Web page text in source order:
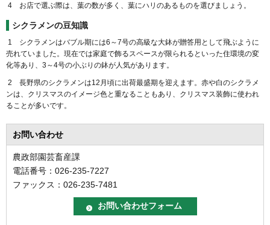
4 お店で選ぶ際は、葉の数が多く、葉にハリのあるものを選びましょう。
シクラメンの豆知識
1 シクラメンはバブル期には6～7号の高級な大鉢が贈答用として飛ぶように
売れていました。現在では家庭で飾るスペースが限られるといった住環境の変
化等あり、3～4号の小ぶりの鉢が人気があります。
2 長野県のシクラメンは12月頃に出荷最盛期を迎えます。赤や白のシクラメ
ンは、クリスマスのイメージ色と重なることもあり、クリスマス装飾に使われ
ることが多いです。
お問い合わせ
農政部園芸畜産課
電話番号：026-235-7227
ファックス：026-235-7481